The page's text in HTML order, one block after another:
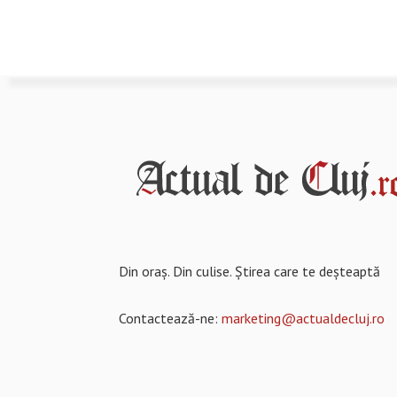
Din oraș. Din culise. Știrea care te deșteaptă
Contactează-ne: marketing@actualdecluj.ro